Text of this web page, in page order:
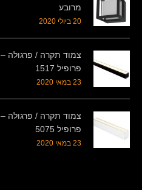
מרובע
20 ביולי 2020
צמוד תקרה / פרגולה –
פרופיל 1517
23 במאי 2020
צמוד תקרה / פרגולה –
פרופיל 5075
23 במאי 2020